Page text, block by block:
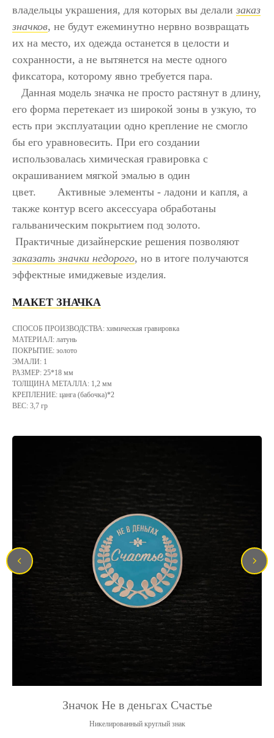
владельцы украшения, для которых вы делали заказ
значков, не будут ежеминутно нервно возвращать
их на место, их одежда останется в целости и
сохранности, а не вытянется на месте одного
фиксатора, которому явно требуется пара.
Данная модель значка не просто растянут в длину,
его форма перетекает из широкой зоны в узкую, то
есть при эксплуатации одно крепление не смогло
бы его уравновесить. При его создании
использовалась химическая гравировка с
окрашиванием мягкой эмалью в один
цвет. Активные элементы - ладони и капля, а
также контур всего аксессуара обработаны
гальваническим покрытием под золото.
Практичные дизайнерские решения позволяют
заказать значки недорого, но в итоге получаются
эффектные имиджевые изделия.
МАКЕТ ЗНАЧКА
СПОСОБ ПРОИЗВОДСТВА: химическая гравировка
МАТЕРИАЛ: латунь
ПОКРЫТИЕ: золото
ЭМАЛИ: 1
РАЗМЕР: 25*18 мм
ТОЛЩИНА МЕТАЛЛА: 1,2 мм
КРЕПЛЕНИЕ: цанга (бабочка)*2
ВЕС: 3,7 гр
Значок Не в деньгах Счастье
Никелированный круглый знак